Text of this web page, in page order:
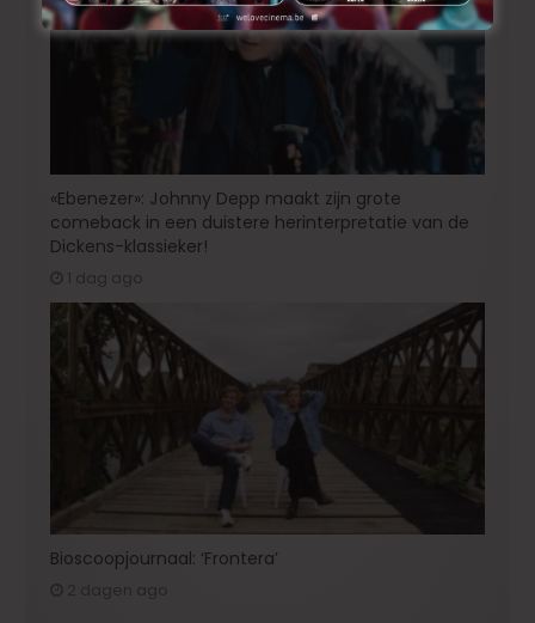
«Ebenezer»: Johnny Depp maakt zijn grote
comeback in een duistere herinterpretatie van de
Dickens-klassieker!
1 dag ago
Bioscoopjournaal: ‘Frontera’